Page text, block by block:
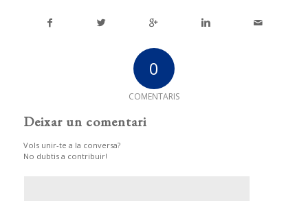
0
COMENTARIS
Deixar un comentari
Vols unir-te a la conversa?
No dubtis a contribuir!